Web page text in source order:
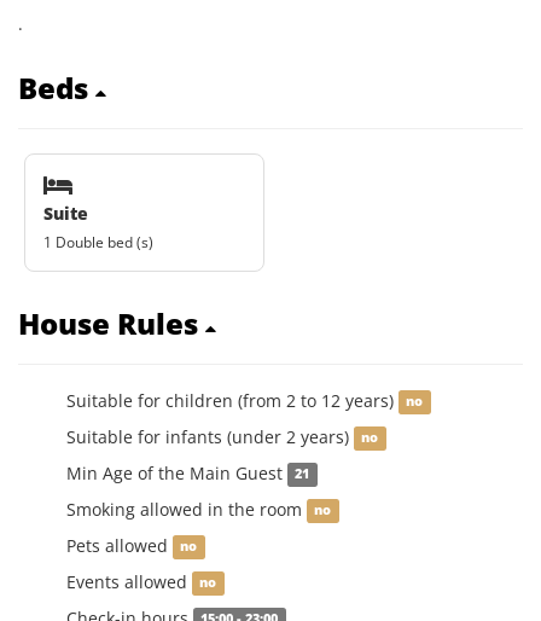
.
Beds
Suite
1 Double bed (s)
House Rules
Suitable for children (from 2 to 12 years) no
Suitable for infants (under 2 years) no
Min Age of the Main Guest 21
Smoking allowed in the room no
Pets allowed no
Events allowed no